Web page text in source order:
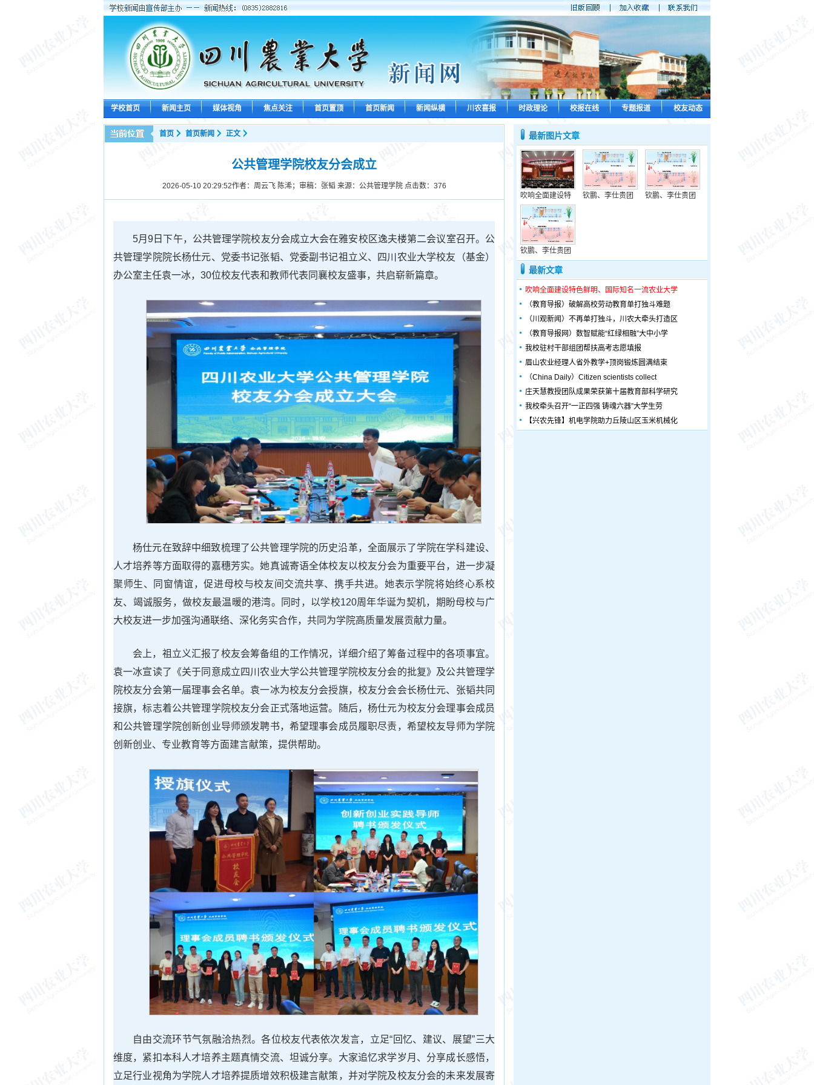
学校首页 新闻主页 媒体视角 焦点关注 首页置顶 首页新闻 新闻纵横 川农喜报 时政理论 校报在线 专题报道 校友动态
首页 首页新闻 正文
公共管理学院校友分会成立
2026-05-10 20:29:52作者：周云飞 陈浠；审稿：张韬 来源：公共管理学院 点击数： 376
5月9日下午，公共管理学院校友分会成立大会在雅安校区逸夫楼第二会议室召开。公
共管理学院院长杨仕元、党委书记张韬、党委副书记祖立义、四川农业大学校友（基金）
办公室主任袁一冰，30位校友代表和教师代表同襄校友盛事，共启崭新篇章。
杨仕元在致辞中细致梳理了公共管理学院的历史沿革，全面展示了学院在学科建设、
人才培养等方面取得的嘉穗芳实。她真诚寄语全体校友以校友分会为重要平台，进一步凝
聚师生、同窗情谊，促进母校与校友间交流共享、携手共进。她表示学院将始终心系校
友、竭诚服务，做校友最温暖的港湾。同时，以学校120周年华诞为契机，期盼母校与广
大校友进一步加强沟通联络、深化务实合作，共同为学院高质量发展贡献力量。
会上，祖立义汇报了校友会筹备组的工作情况，详细介绍了筹备过程中的各项事宜。
袁一冰宣读了《关于同意成立四川农业大学公共管理学院校友分会的批复》及公共管理学
院校友分会第一届理事会名单。袁一冰为校友分会授旗，校友分会会长杨仕元、张韬共同
接旗，标志着公共管理学院校友分会正式落地运营。随后，杨仕元为校友分会理事会成员
和公共管理学院创新创业导师颁发聘书，希望理事会成员履职尽责，希望校友导师为学院
创新创业、专业教育等方面建言献策，提供帮助。
自由交流环节气氛融洽热烈。各位校友代表依次发言，立足“回忆、建议、展望”三大
维度，紧扣本科人才培养主题真情交流、坦诚分享。大家追忆求学岁月、分享成长感悟，
立足行业视角为学院人才培养提质增效积极建言献策，并对学院及校友分会的未来发展寄
最新图片文章
吹响全面建设特 钦鹏、李仕贵团 钦鹏、李仕贵团
钦鹏、李仕贵团
最新文章
吹响全面建设特色鲜明、国际知名一流农业大学
（教育导报）破解高校劳动教育单打独斗难题
（川观新闻）不再单打独斗，川农大牵头打造区
（教育导报网）数智赋能“红绿相融”大中小学
我校驻村干部组团帮扶高考志愿填报
眉山农业经理人省外教学+顶岗锻炼圆满结束
（China Daily）Citizen scientists collect
庄天慧教授团队成果荣获第十届教育部科学研究
我校牵头召开“一正四强 铸魂六器”大学生劳
【兴农先锋】机电学院助力丘陵山区玉米机械化